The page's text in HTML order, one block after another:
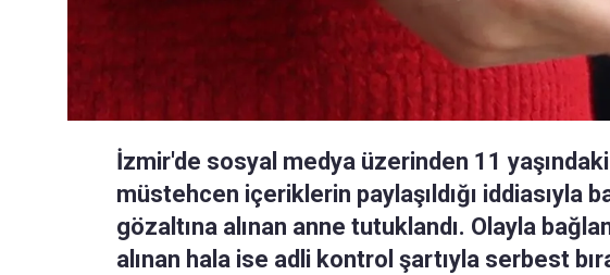
İzmir'de sosyal medya üzerinden 11
müstehcen içeriklerin paylaşıldığı iddiasıyla
gözaltına alınan anne tutuklandı. Olayla
alınan hala ise adli kontrol şartıyla serbest